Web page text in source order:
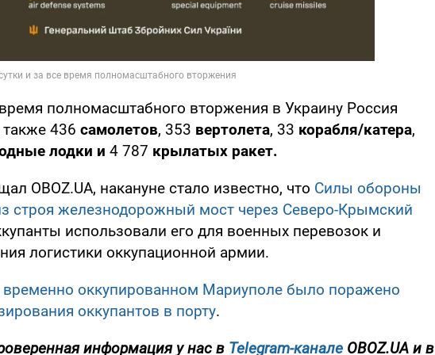
полномасштабного вторжения в Украину Россия
также 436 самолетов, 353 вертолета, 33 корабля/катера,
лодки и 4 787 крылатых ракет.
OBOZ.UA, накануне стало известно, что Силы обороны
строя железнодорожный мост через Северо-Крымский
использовали его для военных перевозок и
логистики оккупационной армии.
временно оккупированном Мариуполе было поражено
оккупантов в порту.
информация у нас в Telegram-канале OBOZ.UA и в